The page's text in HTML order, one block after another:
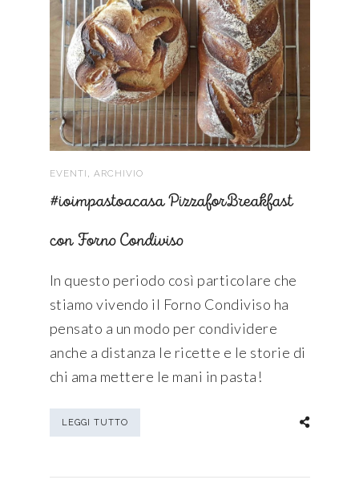
EVENTI ARCHIVIO
#ioimpastoacasa PizzaforBreakfast
con Forno Condiviso
In questo periodo così particolare che
stiamo vivendo il Forno Condiviso ha
pensato a un modo per condividere
anche a distanza le ricette e le storie di
chi ama mettere le mani in pasta!
LEGGI TUTTO